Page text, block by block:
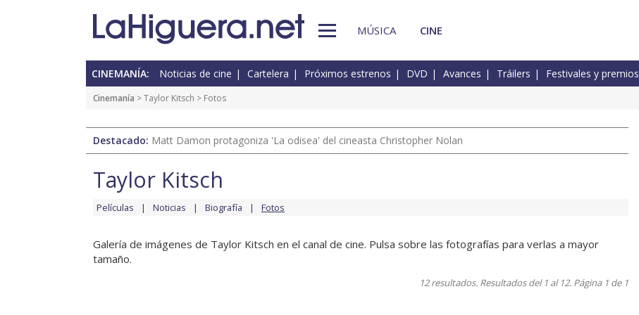
MÚSICA CINE
CINEMANÍA: Noticias de cine Cartelera Próximos estrenos DVD Avances Tráilers Festivales y premios
Cinemanía >Taylor Kitsch > Fotos
Destacado: Matt Damon protagoniza 'La odisea' del cineasta Christopher Nolan
Taylor Kitsch
Películas Noticias Biografía Fotos
Galería de imágenes de Taylor Kitsch en el canal de cine. Pulsa sobre las fotografías para verlas a mayor
tamaño.
12 resultados. Resultados del 1 al 12. Página 1 de 1